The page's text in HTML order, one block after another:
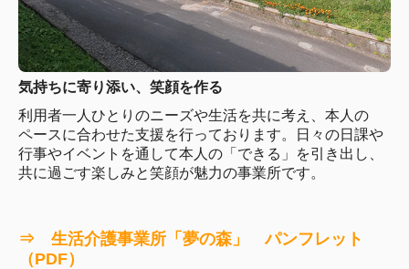
障害福祉サービス事業
夢の森
のぞみ福祉作業所
ワークショップひまわり
ワークショップふれあい
白浜荘
気持ちに寄り添い、笑顔を作る
利用者一人ひとりのニーズや生活を共に考え、本人の
ペースに合わせた支援を行っております。日々の日課や
行事やイベントを通して本人の「できる」を引き出し、
共に過ごす楽しみと笑顔が魅力の事業所です。
⇒ 生活介護事業所「夢の森」 パンフレット
（PDF）